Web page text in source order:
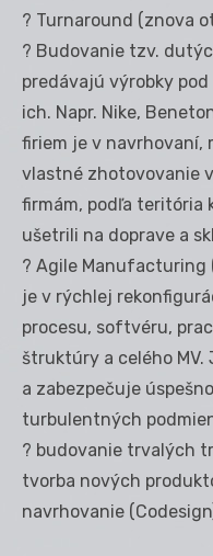
? Turnaround (znova
? Budovanie tzv.
predávajú výrobky
ich. Napr. Nike,
firiem je v navrhovaní,
vlastné zhotovovanie
firmám, podľa teritória
ušetrili na doprave a
? Agile Manufacturing
je v rýchlej
procesu, softvéru,
štruktúry a celého
a zabezpečuje
turbulentných
? budovanie trvalých
tvorba nových
navrhovanie